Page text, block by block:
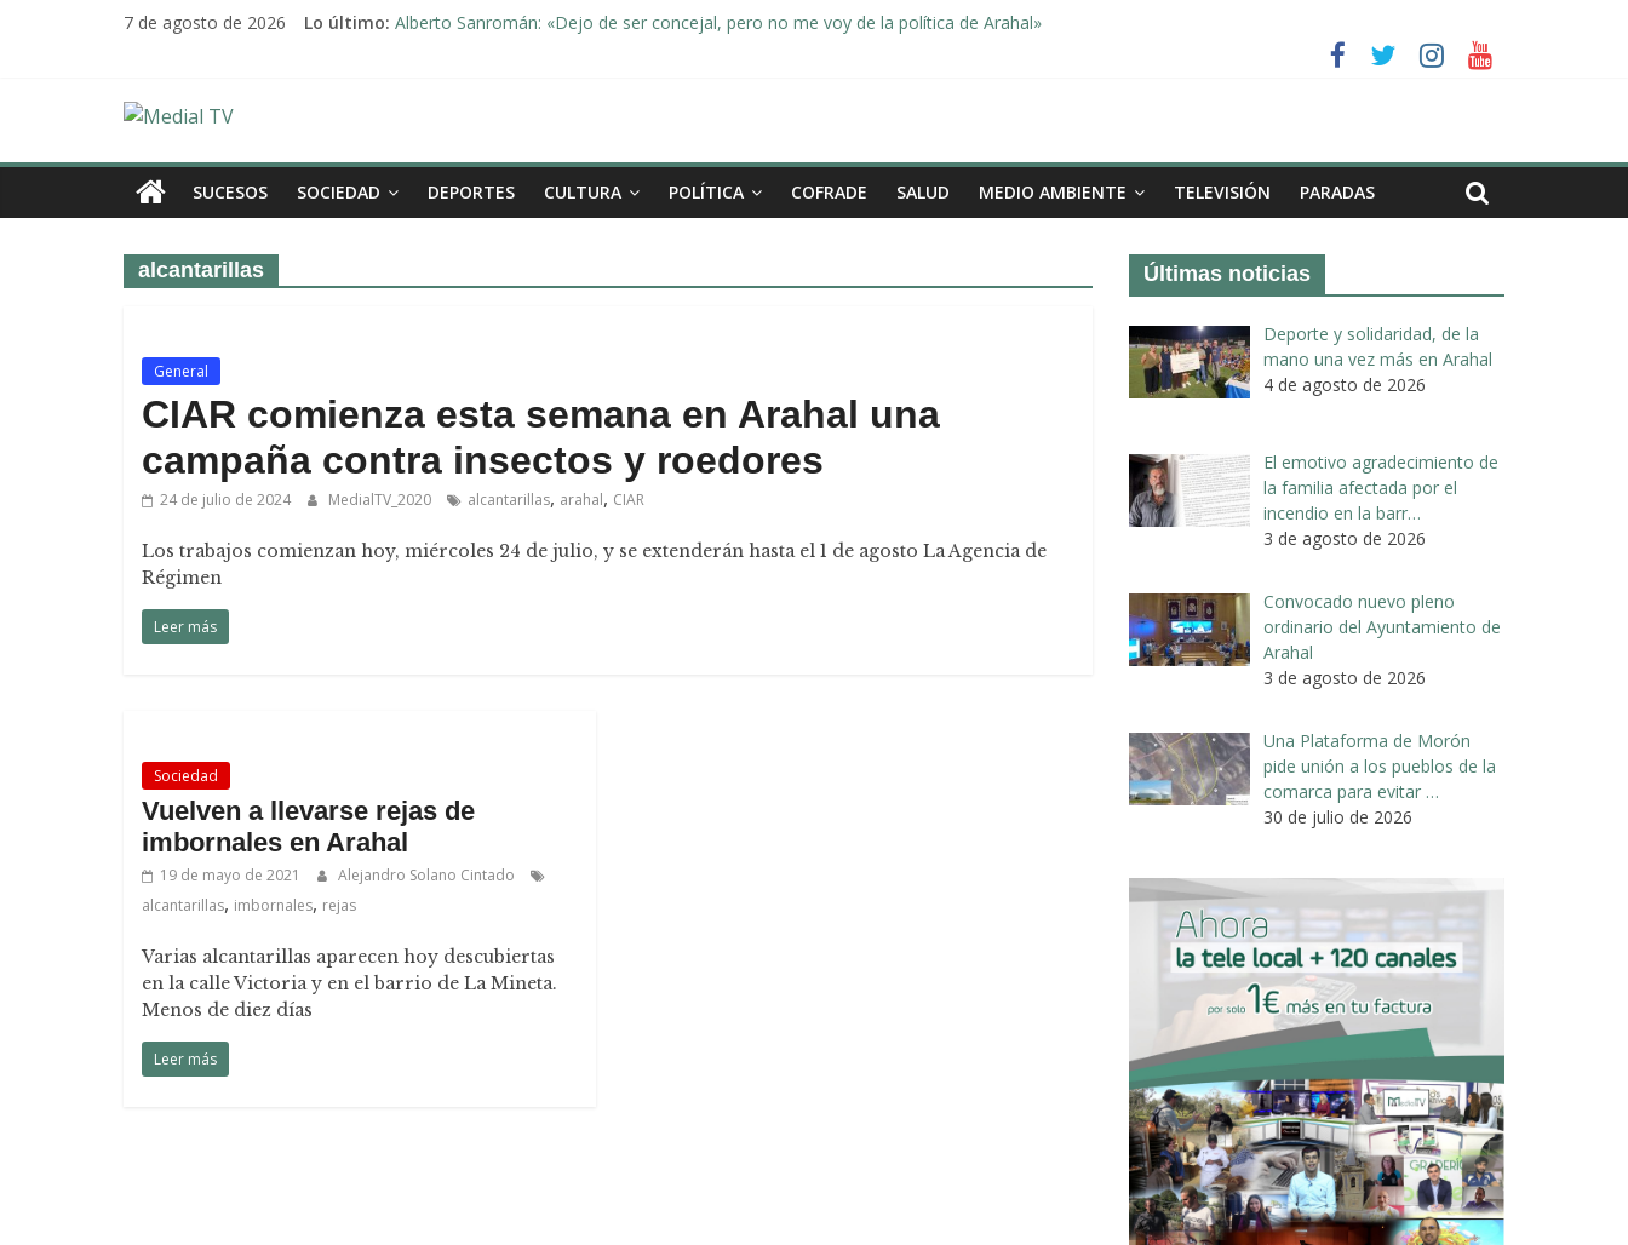
7 de agosto de 2026 Lo último: Alberto Sanromán: «Dejo de ser concejal, pero no me voy de la política de Arahal»
Medial
TV
El
diario
televisión
de
Arahal
SUCESOS SOCIEDAD DEPORTES CULTURA POLÍTICA COFRADE SALUD MEDIO AMBIENTE TELEVISIÓN PARADAS
alcantarillas
General
CIAR comienza esta semana en Arahal una
campaña contra insectos y roedores
24 de julio de 2024 MedialTV_2020 alcantarillas, arahal, CIAR
Los trabajos comienzan hoy, miércoles 24 de julio, y se extenderán hasta el 1 de agosto La Agencia de
Régimen
Leer más
Sociedad
Vuelven a llevarse rejas de
imbornales en Arahal
19 de mayo de 2021
Alejandro Solano Cintado
alcantarillas, imbornales, rejas
Varias alcantarillas aparecen hoy descubiertas
en la calle Victoria y en el barrio de La Mineta.
Menos de diez días
Leer más
Últimas noticias
Deporte y solidaridad, de la
mano una vez más en Arahal
4 de agosto de 2026
El emotivo agradecimiento de
la familia afectada por el
incendio en la barr…
3 de agosto de 2026
Convocado nuevo pleno
ordinario del Ayuntamiento de
Arahal
3 de agosto de 2026
Una Plataforma de Morón
pide unión a los pueblos de la
comarca para evitar …
30 de julio de 2026